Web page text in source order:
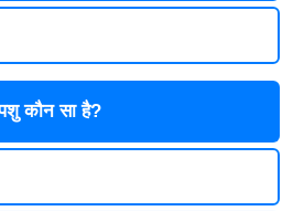
पशु कौन सा है?